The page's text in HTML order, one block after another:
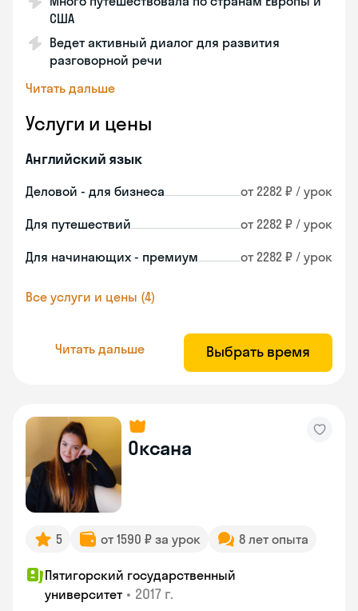
США
Ведет активный диалог для развития
разговорной речи
Читать дальше
Услуги и цены
Английский язык
Деловой - для бизнеса от 2282 ₽ / урок
Для путешествий от 2282 ₽ / урок
Для начинающих - премиум от 2282 ₽ / урок
Все услуги и цены (4)
Читать дальше Выбрать время
Оксана
5 от 1590 ₽ за урок 8 лет опыта
Пятигорский государственный
университет • 2017 г.